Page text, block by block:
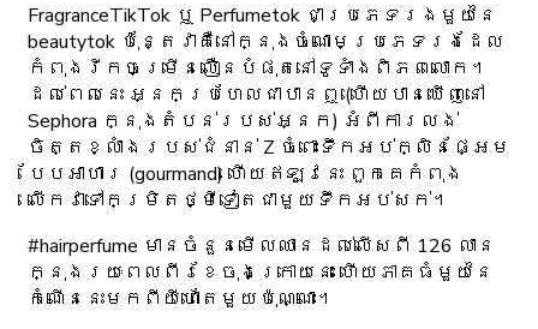
FragranceTikTok ឬ Perfumetok ជាប្រភេទរងមួយនៃ
beautytok ប៉ុន្តែវាគឺនៅក្នុងចំណោមប្រភេទរងដែល
កំពុងរីកចម្រើនលឿនបំផុតនៅទូទាំងពិភពលោក។
ដល់ពេលនេះ អ្នកប្រហែលជាបានឮ (ហើយបានឃើញនៅ
Sephora ក្នុងតំបន់របស់អ្នក) អំពីការលង់
ចិត្តខ្លាំងរបស់ជំនាន់ Z ចំពោះទឹកអប់ក្លិនផ្អែម
បែបអាហារ (gourmand) ហើយឥឡូវនេះ ពួកគេកំពុង
លើកវាទៅកម្រិតថ្មីទៀតជាមួយទឹកអប់សក់។
#hairperfume មានចំនួនមើលឈានដល់លើសពី 126 លាន
ក្នុងរយៈពេលពីរខែចុងក្រោយនេះ ហើយភាគធំមួយនៃ
កំណើននេះមកពីយីហោតែមួយប៉ុណ្ណោះ។